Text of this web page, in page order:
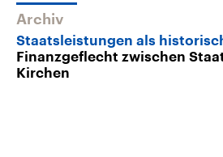
Archiv
Staatsleistungen als
Finanzgeflecht zwischen
Kirchen